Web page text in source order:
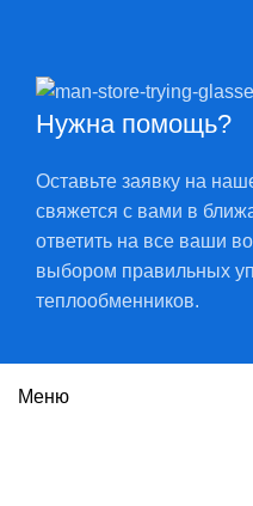
Нужна помощь?
Оставьте заявку на
свяжется с вами в
ответить на все ваши
выбором правильных
теплообменников.
Меню